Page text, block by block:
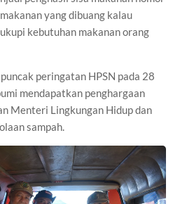
yang dibuang kalau
kebutuhan makanan orang
peringatan HPSN pada 28
mendapatkan penghargaan
Menteri Lingkungan Hidup dan
sampah.